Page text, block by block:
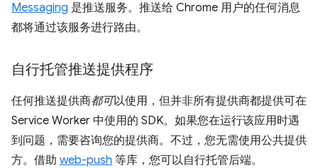
Messaging 是推送服务。推送给 Chrome 用户的任何消息
都将通过该服务进行路由。
自行托管推送提供程序
任何推送提供商都可以使用，但并非所有提供商都提供可在
Service Worker 中使用的 SDK。如果您在运行该应用时遇
到问题，需要咨询您的提供商。不过，您无需使用公共提供
方。借助 web-push 等库，您可以自行托管后端。